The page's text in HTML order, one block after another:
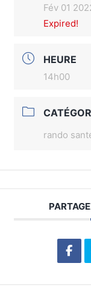
Fév 01
Expired!
HEURE
14h00
rando